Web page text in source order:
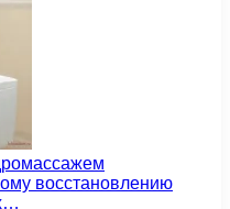
восстановлению